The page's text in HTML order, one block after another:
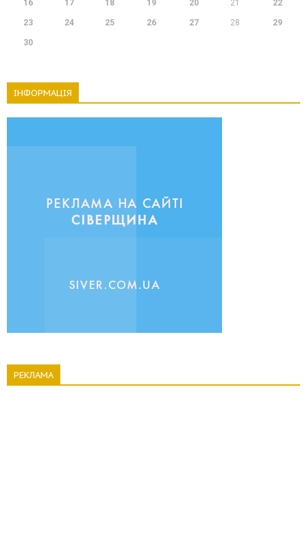
16 17 18 19 20 21 22
23 24 25 26 27 28 29
30
ІНФОРМАЦІЯ
РЕКЛАМА